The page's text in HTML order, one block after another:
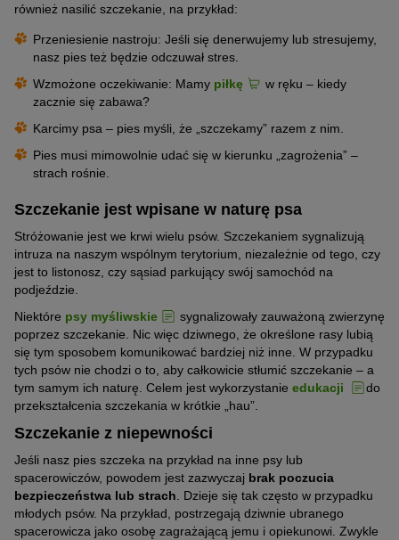
również nasilić szczekanie, na przykład:
Przeniesienie nastroju: Jeśli się denerwujemy lub stresujemy,
nasz pies też będzie odczuwał stres.
Wzmożone oczekiwanie: Mamy piłkę
w ręku – kiedy
zacznie się zabawa?
Karcimy psa – pies myśli, że „szczekamy” razem z nim.
Pies musi mimowolnie udać się w kierunku „zagrożenia” –
strach rośnie.
Szczekanie jest wpisane w naturę psa
Stróżowanie jest we krwi wielu psów. Szczekaniem sygnalizują
intruza na naszym wspólnym terytorium, niezależnie od tego, czy
jest to listonosz, czy sąsiad parkujący swój samochód na
podjeździe.
Niektóre psy myśliwskie
sygnalizowały zauważoną zwierzynę
poprzez szczekanie. Nic więc dziwnego, że określone rasy lubią
się tym sposobem komunikować bardziej niż inne. W przypadku
tych psów nie chodzi o to, aby całkowicie stłumić szczekanie – a
tym samym ich naturę. Celem jest wykorzystanie edukacji
do
przekształcenia szczekania w krótkie „hau”.
Szczekanie z niepewności
Jeśli nasz pies szczeka na przykład na inne psy lub
spacerowiczów, powodem jest zazwyczaj brak poczucia
bezpieczeństwa lub strach . Dzieje się tak często w przypadku
młodych psów. Na przykład, postrzegają dziwnie ubranego
spacerowicza jako osobę zagrażającą jemu i opiekunowi. Zwykle